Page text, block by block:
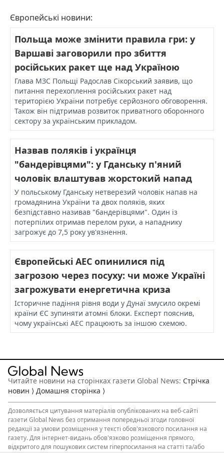
Європейські новини:
Польща може змінити правила гри: у
Варшаві заговорили про збиття
російських ракет ще над Україною
Глава МЗС Польщі Радослав Сікорський заявив, що
питання перехоплення російських ракет над
територією України потребує серйозного обговорення.
Також він підтримав розвиток приватного оборонного
сектору за українським прикладом.
Назвав поляків і українця
"бандерівцями": у Гданську п'яний
чоловік влаштував жорстокий напад
У польському Гданську нетверезий чоловік напав на
громадянина України та двох поляків, яких
безпідставно називав "бандерівцями". Один із
потерпілих отримав перелом руки, а нападнику
загрожує до 7,5 року ув'язнення.
Європейські АЕС опинилися під
загрозою через посуху: чи може Україні
загрожувати енергетична криза
Історичне падіння рівня води у Дунаї змусило окремі
країни ЄС зупиняти атомні блоки. Експерт пояснив,
чому українські АЕС працюють за іншою схемою.
Читайте новини на сторінках газети Global News: Стрічка
новин ⟩ Домашня сторінка ⟩
Дозволяється цитування матеріалівопублікованих на веб-сайті
газети Global News без отримання попередньої згоди головної
редакції за умови розміщення у тексті обов'язкового посилання на
газету. Для інтернет-видань обов'язково розміщення прямого,
відкритого для пошукових систем гіперпосилання на статті та/або